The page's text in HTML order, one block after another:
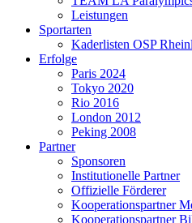
Leistungen
Sportarten
Kaderlisten OSP
Erfolge
Paris 2024
Tokyo 2020
Rio 2016
London 2012
Peking 2008
Partner
Sponsoren
Institutionelle Partner
Offizielle Förderer
Kooperationspartner
Kooperationspartner